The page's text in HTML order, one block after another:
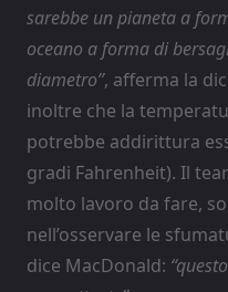
sarebbe un pianeta a
oceano a forma di
diametro”, afferma la
inoltre che la
potrebbe addirittura
gradi Fahrenheit). Il
molto lavoro da fare,
nell’osservare le
dice MacDonald: